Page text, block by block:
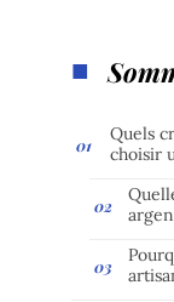
Quels
choisir